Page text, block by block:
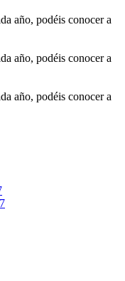
año, podéis conocer a
año, podéis conocer a
año, podéis conocer a